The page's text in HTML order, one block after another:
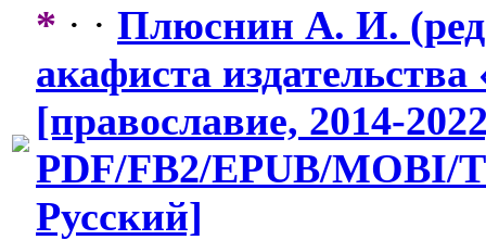
* · · Плюснин А. И.
акафиста издательства
[православие, 2014-
PDF/FB2/EPUB​/MOBI/
Русский]